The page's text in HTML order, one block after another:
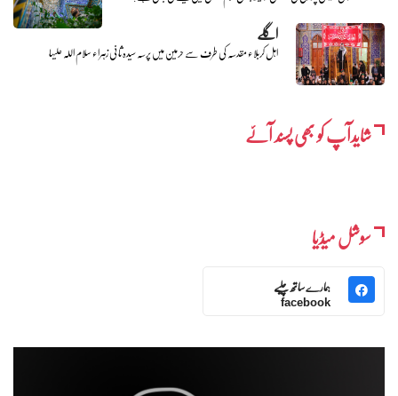
اگلے
اہل کربلاء مقدسہ کی طرف سے حرمین میں پرسہ سیدہ ثانی زہراء سلام اللہ علیہا
شایدآپ کو بھی پسند آئے
سوشل میڈیا
ہمارے ساتھ چلیے
facebook